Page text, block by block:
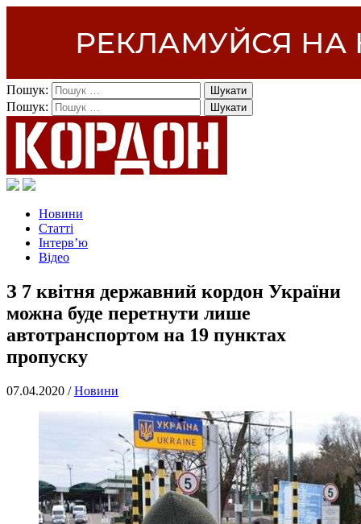
Пошук:
Пошук:
Новини
Статті
Інтерв’ю
Відео
З 7 квітня державний кордон України
можна буде перетнути лише
автотранспортом на 19 пунктах
пропуску
07.04.2020 /Новини